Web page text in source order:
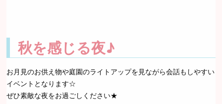
秋を感じる夜♪
お月見のお供え物や庭園のライトアップを見ながら会話もしやすい
イベントとなります☆
ぜひ素敵な夜をお過ごしください★